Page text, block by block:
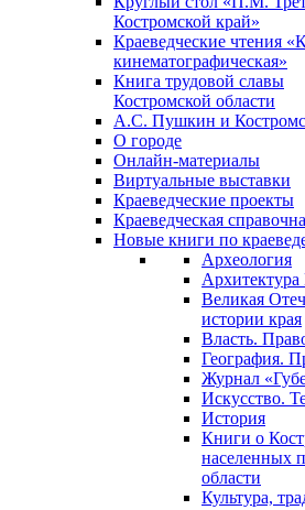
Костромской край»
Краеведческие чтения
кинематографическая»
Книга трудовой славы
Костромской области
А.С. Пушкин и
О городе
Онлайн-материалы
Виртуальные выставки
Краеведческие проекты
Краеведческая
Новые книги по
Археология
Архитектура
Великая
истории края
Власть.
География.
Журнал
Искусство.
История
Книги о
населенных
области
Культура,